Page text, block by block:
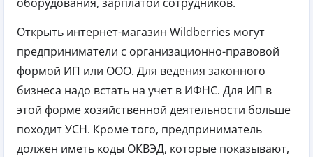
Открыть интернет-магазин Wildberries могут
предприниматели с организационно-правовой
формой ИП или ООО. Для ведения законного
бизнеса надо встать на учет в ИФНС. Для ИП в
этой форме хозяйственной деятельности больше
походит УСН. Кроме того, предприниматель
должен иметь коды ОКВЭД, которые показывают,